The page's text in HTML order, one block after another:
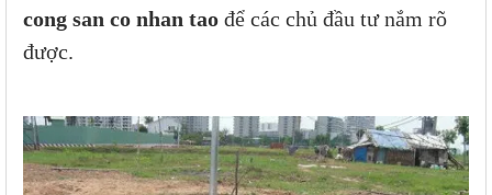
cong san co nhan tao để các chủ đầu tư nắm rõ
được.